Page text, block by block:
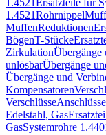
1.4521Ersatzteile für
1.4521Rohrnippel
MuffenReduktionen
BögenT-Stücke
ZirkulationÜbergänge
unlösbarÜbergänge
Übergänge und
Kompensatoren
VerschlüsseAnschlüsse
Edelstahl, Gas
GasSystemrohre